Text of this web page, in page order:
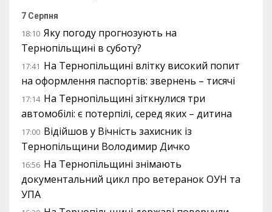
7 Серпня
18:10 Яку погоду прогнозують на
Тернопільщині в суботу?
17:41 На Тернопільщині влітку високий попит
на оформлення паспортів: звернень – тисячі
17:14 На Тернопільщині зіткнулися три
автомобілі: є потерпілі, серед яких – дитина
17:00 Відійшов у Вічність захисник із
Тернопільщини Володимир Дичко
16:56 На Тернопільщині знімають
документальний цикл про ветеранок ОУН та
УПА